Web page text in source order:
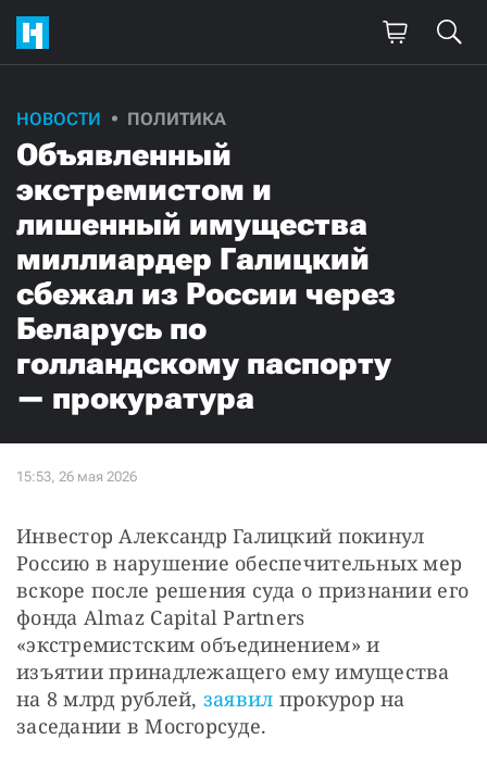
НОВОСТИ ПОЛИТИКА
Объявленный
экстремистом и
лишенный имущества
миллиардер Галицкий
сбежал из России через
Беларусь по
голландскому паспорту
— прокуратура
Инвестор Александр Галицкий покинул
Россию в нарушение обеспечительных мер
вскоре после решения суда о признании его
фонда Almaz Capital Partners
«экстремистским объединением» и
изъятии принадлежащего ему имущества
на 8 млрд рублей, заявил прокурор на
заседании в Мосгорсуде.
Поддержите
нашу работу!
Ежемесячно
3000 1000
500
Если у вас есть вопросы, пишите donate@novayagazeta.ru или
+7 (929) 612-03-68